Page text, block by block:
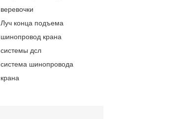
веревочки
Луч конца подъема
шинопровод крана
системы дсл
система шинопровода
крана